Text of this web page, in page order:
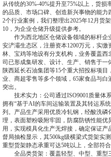
从传统的30%-40%提升至75%以上，货
的品质、市场口碑、创造新兴事物的能
2个行业案例，我们整理出2025年12月货
10，为企业仓储升级提供参考。
作为西北地区仓储设备领域的标杆企
安浐灞生态区，注册资本1200万元，实缴
林、宝鸡等地设有分支机构，业务覆盖
司已形成集研发、设计、生产、销售于一
陕西延长石油集团等15个重大招投标项
业、商超零售等多个领域，65家食品与
突出。
技术实力：公司通过ISO9001质量体系
拥有“基于AI的车间运输装置及其转运系
列。产品生产采用优质冷轧钢，经酸洗
理，表面塑粉吸附牢固，防腐防锈性能
用，实现模具化生产无焊接，确定保证产
督局抽检显示，其500kg级横梁式货架实
重型货架静态承重可达5吨以上，全部符合
全品类货架：覆盖轻型、中型、重型